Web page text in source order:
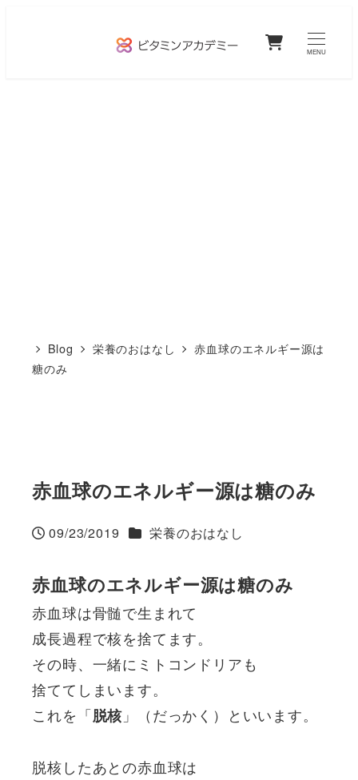
0
MENU
Blog 栄養のおはなし
赤血球のエネルギー源は
糖のみ
赤血球のエネルギー源は糖のみ
投稿日
09/23/2019 カテゴリー
栄養のおはなし
赤血球のエネルギー源は糖のみ
赤血球は骨髄で生まれて
成長過程で核を捨てます。
その時、一緒にミトコンドリアも
捨ててしまいます。
これを「脱核 」（だっかく）といいます。
脱核したあとの赤血球は